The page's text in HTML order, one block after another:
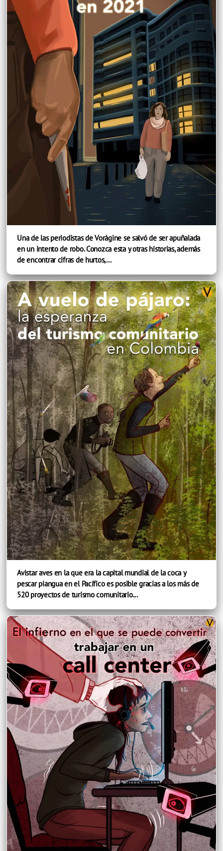
Una de las periodistas de Vorágine se salvó de ser apuñalada
en un intento de robo. Conozca esta y otras historias, además
de encontrar cifras de hurtos,...
Avistar aves en la que era la capital mundial de la coca y
pescar piangua en el Pacífico es posible gracias a los más de
520 proyectos de turismo comunitario...